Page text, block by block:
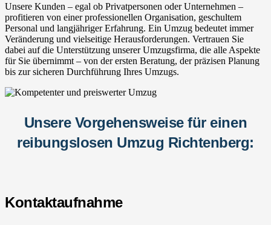
Unsere Kunden – egal ob Privatpersonen oder Unternehmen –
profitieren von einer professionellen Organisation, geschultem
Personal und langjähriger Erfahrung. Ein Umzug bedeutet immer
Veränderung und vielseitige Herausforderungen. Vertrauen Sie
dabei auf die Unterstützung unserer Umzugsfirma, die alle Aspekte
für Sie übernimmt – von der ersten Beratung, der präzisen Planung
bis zur sicheren Durchführung Ihres Umzugs.
Unsere Vorgehensweise für einen
reibungslosen Umzug Richtenberg:
Kontaktaufnahme